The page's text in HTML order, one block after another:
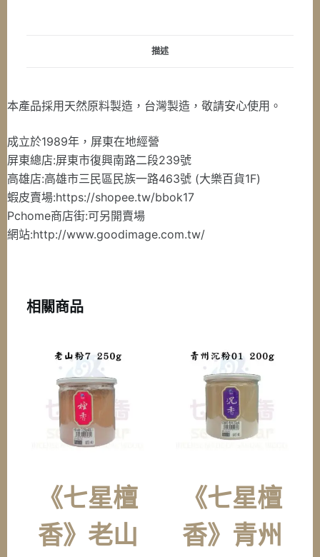
描述
本產品採用天然原料製造，台灣製造，敬請安心使用。
成立於1989年，屏東在地經營
屏東總店:屏東市復興南路二段239號
高雄店:高雄市三民區民族一路463號 (大樂百貨1F)
蝦皮賣場:https://shopee.tw/bbok17
Pchome商店街:可另開賣場
網站:http://www.goodimage.com.tw/
相關商品
《七星檀
香》老山
《七星檀
香》青州